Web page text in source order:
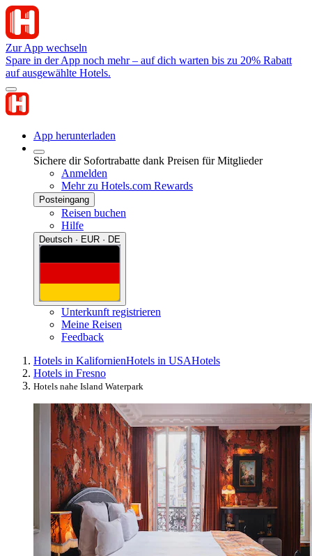
Zur App wechseln
Spare in der App noch mehr – auf dich warten bis zu 20% Rabatt
auf ausgewählte Hotels.
App herunterladen
Sichere dir Sofortrabatte dank Preisen für Mitglieder
Anmelden
Mehr zu Hotels.com Rewards
Posteingang
Reisen buchen
Hilfe
Deutsch · EUR · DE
Unterkunft registrieren
Meine Reisen
Feedback
Hotels in KalifornienHotels in USAHotels
Hotels in Fresno
Hotels nahe Island Waterpark